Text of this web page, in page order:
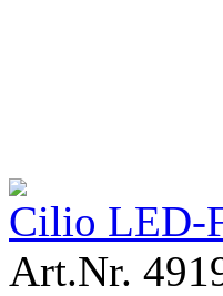
Cilio LED-
Art.Nr.